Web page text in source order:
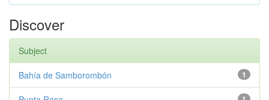
Discover
Subject
1
Bahía de Samborombón